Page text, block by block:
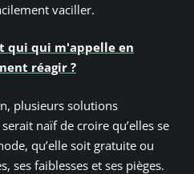
vaciller.
qui qui m'appelle en
réagir ?
plusieurs solutions
naïf de croire qu’elles se
qu’elle soit gratuite ou
ses faiblesses et ses pièges.